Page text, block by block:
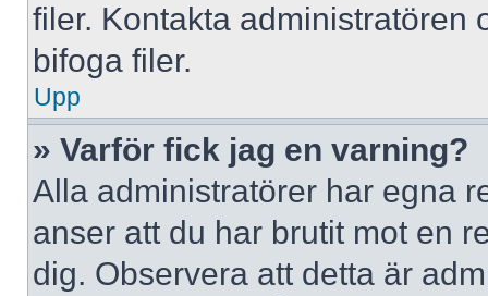
filer. Kontakta administratören
bifoga filer.
Upp
» Varför fick jag en varning?
Alla administratörer har egna
anser att du har brutit mot en
dig. Observera att detta är